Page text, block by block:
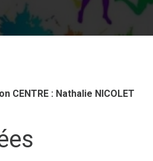
CENTRE : Nathalie NICOLET